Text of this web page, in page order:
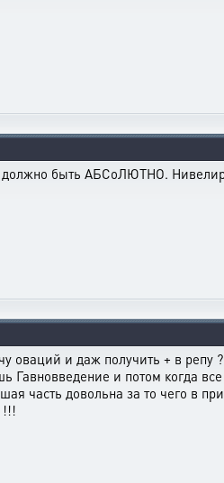
быть АБСоЛЮТНО.
оваций и даж получить + в репу
Гавновведение и потом когда
часть довольна за то чего